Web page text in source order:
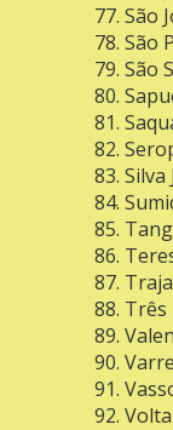
São
São
São
Silva
Três